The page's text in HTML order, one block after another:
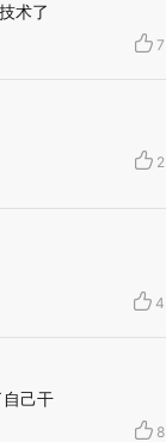
术了
7
2
4
己干
8